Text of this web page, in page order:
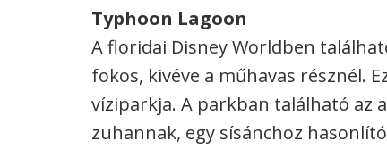
Typhoon Lagoon
A floridai Disney Worldben
fokos, kivéve a műhavas résznél.
víziparkja. A parkban található az
zuhannak, egy sísánchoz